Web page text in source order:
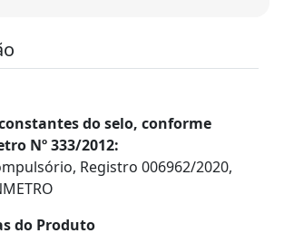
do selo, conforme
Nº 333/2012:
Registro 006962/2020,
do Produto